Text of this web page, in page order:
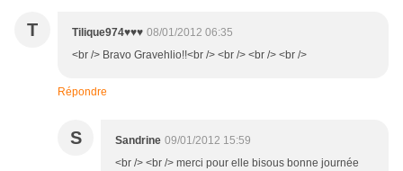
T Tilique974♥♥♥ 08/01/2012 06:35
<br /> Bravo Gravehlio!!<br /> <br /> <br /> <br />
Répondre
S Sandrine 09/01/2012 15:59
<br /> <br /> merci pour elle bisous bonne journée